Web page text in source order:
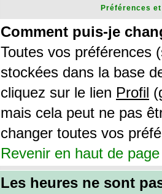
Préférences
Comment puis-je
Toutes vos préférences
stockées dans la base
cliquez sur le lien Profil
mais cela peut ne pas
changer toutes vos
Revenir en haut de page
Les heures ne sont